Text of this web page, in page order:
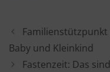
Baby und Kleinkind
Fastenzeit: Das